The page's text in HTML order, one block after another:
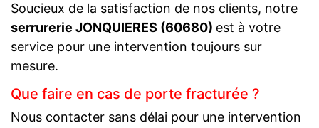
Soucieux de la satisfaction de nos clients, notre
serrurerie JONQUIERES (60680) est à votre
service pour une intervention toujours sur
mesure.
Que faire en cas de porte fracturée ?
Nous contacter sans délai pour une intervention